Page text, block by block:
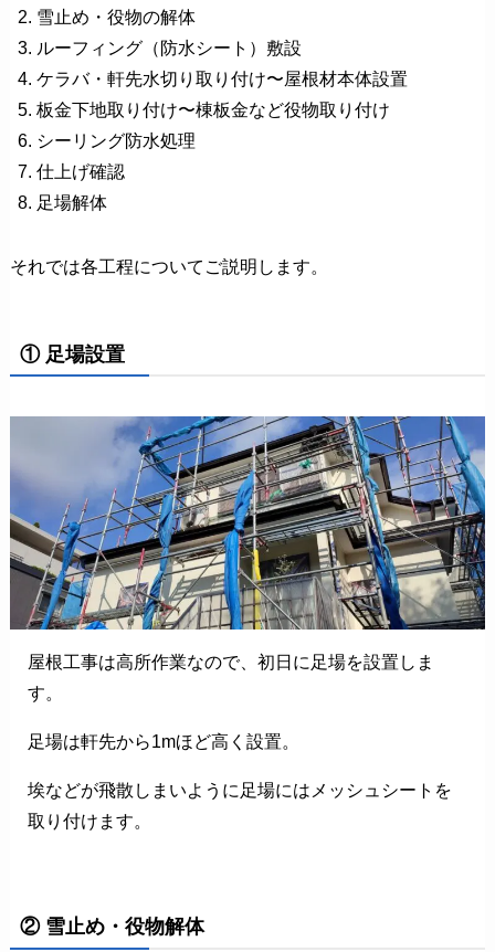
雪止め・役物の解体
ルーフィング（防水シート）敷設
ケラバ・軒先水切り取り付け〜屋根材本体設置
板金下地取り付け〜棟板金など役物取り付け
シーリング防水処理
仕上げ確認
足場解体
それでは各工程についてご説明します。
① 足場設置
屋根工事は高所作業なので、初日に足場を設置しま
す。
足場は軒先から1mほど高く設置。
埃などが飛散しまいように足場にはメッシュシートを
取り付けます。
② 雪止め・役物解体